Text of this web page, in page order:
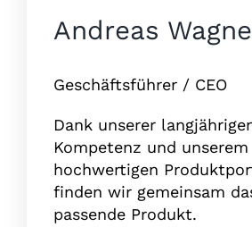
Andreas
Geschäftsführer / CEO
Dank unserer
Kompetenz und unserem
hochwertigen
finden wir gemeinsam
passende Produkt.